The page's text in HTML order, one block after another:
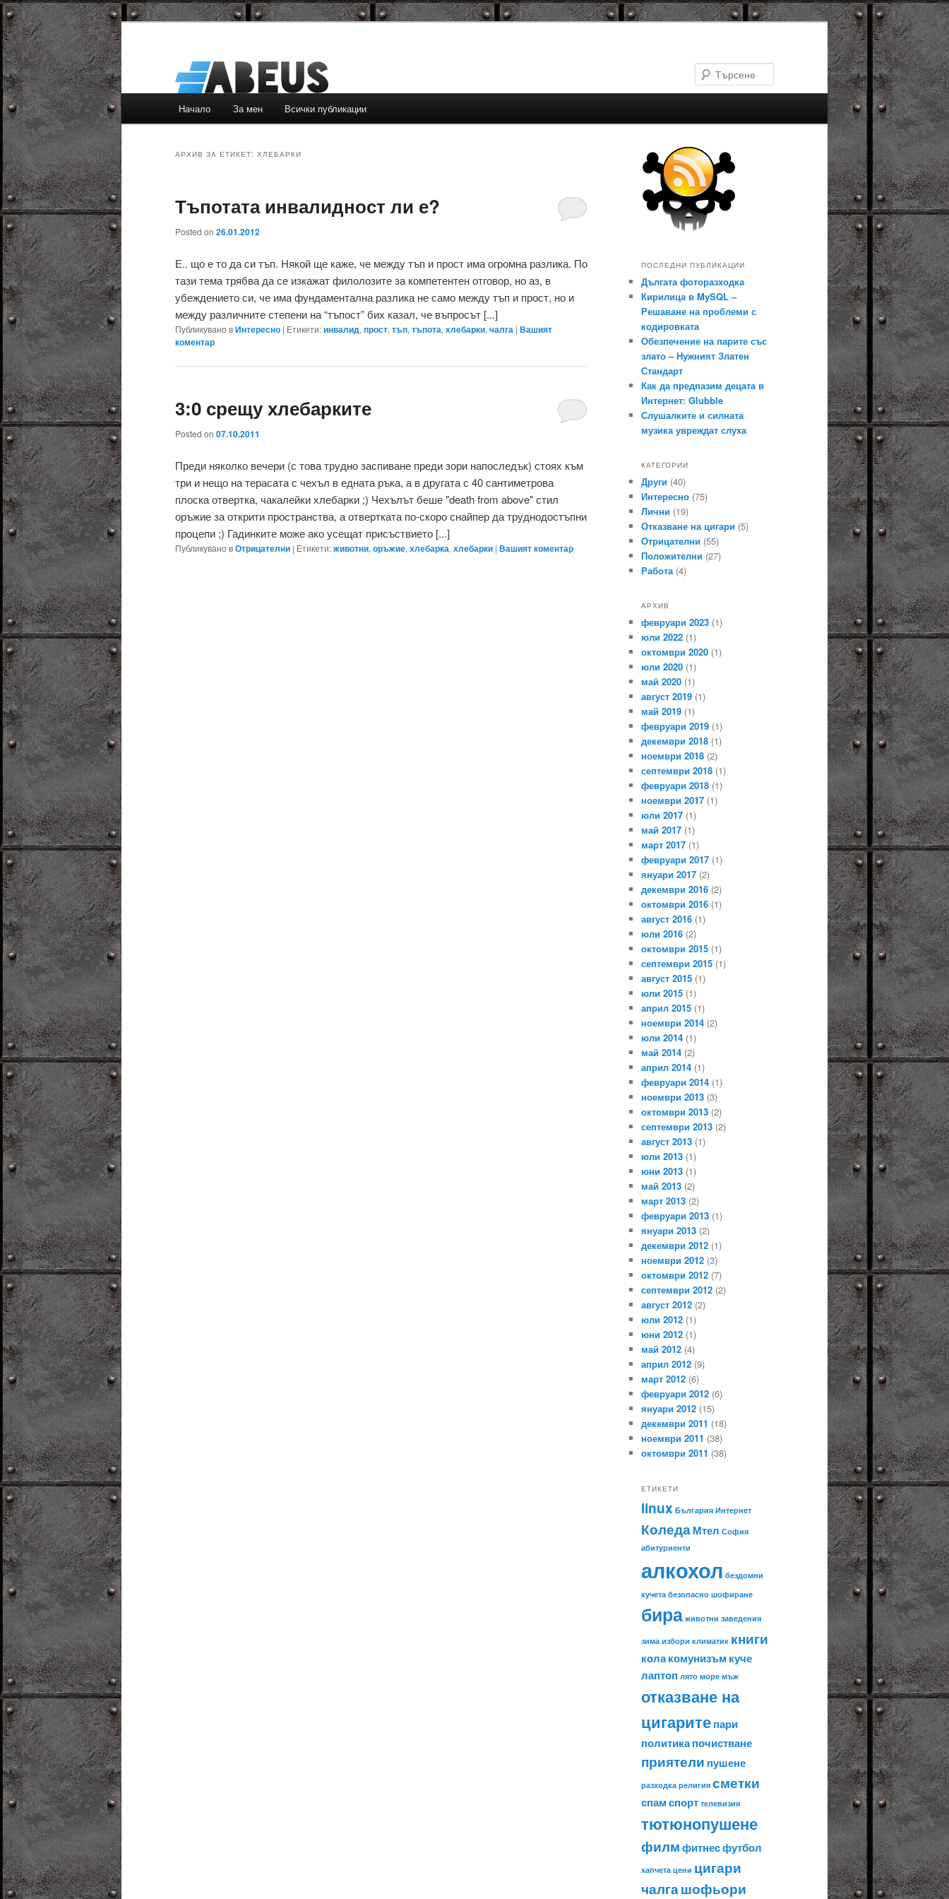
Към
Към
Начало За мен Всички публикации
АРХИВ ЗА ЕТИКЕТ: ХЛЕБАРКИ
Тъпотата инвалидност ли е?
Posted on 26.01.2012
Е.. що е то да си тъп. Някой ще каже, че между тъп и прост има огромна разлика. По
тази тема трябва да се изкажат филолозите за компетентен отговор, но аз, в
убеждението си, че има фундаментална разлика не само между тъп и прост, но и
между различните степени на “тъпост” бих казал, че въпросът [...]
Публикувано вИнтересно | Етикети:инвалид, прост, тъп, тъпота, хлебарки, чалга | Вашият
коментар
3:0 срещу хлебарките
Posted on 07.10.2011
Преди няколко вечери (с това трудно заспиване преди зори напоследък) стоях към
три и нещо на терасата с чехъл в едната ръка, а в другата с 40 сантиметрова
плоска отвертка, чакалейки хлебарки ;) Чехълът беше "death from above" стил
оръжие за открити пространства, а отвертката по-скоро снайпер да труднодостъпни
процепи ;) Гадинките може ако усещат присъствието [...]
Публикувано вОтрицателни | Етикети:животни, оръжие, хлебарка, хлебарки | Вашият коментар
ПОСЛЕДНИ ПУБЛИКАЦИИ
Дългата фоторазходка
Кирилица в MySQL –
Решаване на проблеми с
кодировката
Обезпечение на парите със
злато – Нужният Златен
Стандарт
Как да предпазим децата в
Интернет: Glubble
Слушалките и силната
музика увреждат слуха
КАТЕГОРИИ
Други (40)
Интересно (75)
Лични (19)
Отказване на цигари (5)
Отрицателни (55)
Положителни (27)
Работа(4)
АРХИВ
февруари 2023 (1)
юли 2022 (1)
октомври 2020 (1)
юли 2020 (1)
май 2020 (1)
август 2019 (1)
май 2019 (1)
февруари 2019 (1)
декември 2018 (1)
ноември 2018 (2)
септември 2018 (1)
февруари 2018 (1)
ноември 2017 (1)
юли 2017 (1)
май 2017 (1)
март 2017 (1)
февруари 2017 (1)
януари 2017 (2)
декември 2016 (2)
октомври 2016 (1)
август 2016 (1)
юли 2016 (2)
октомври 2015 (1)
септември 2015 (1)
август 2015 (1)
юли 2015 (1)
април 2015 (1)
ноември 2014 (2)
юли 2014 (1)
май 2014 (2)
април 2014 (1)
февруари 2014 (1)
ноември 2013 (3)
октомври 2013 (2)
септември 2013 (2)
август 2013 (1)
юли 2013 (1)
юни 2013 (1)
май 2013 (2)
март 2013 (2)
февруари 2013 (1)
януари 2013 (2)
декември 2012 (1)
ноември 2012 (3)
октомври 2012 (7)
септември 2012 (2)
август 2012 (2)
юли 2012 (1)
юни 2012 (1)
май 2012 (4)
април 2012 (9)
март 2012 (6)
февруари 2012 (6)
януари 2012 (15)
декември 2011 (18)
ноември 2011 (38)
октомври 2011 (38)
ЕТИКЕТИ
linux България Интернет
КоледаМтел София
абитуриенти
алкохол бездомни
кучета безопасно шофиране
бира животни заведения
зима избори климатик книги
колакомунизъм куче
лаптоп лято море мъж
отказване на
цигаритепари
политикапочистване
приятели пушене
разходка религия сметки
спамспорт телевизия
тютюнопушене
филмфитнесфутбол
хапчета цени цигари
чалгашофьори